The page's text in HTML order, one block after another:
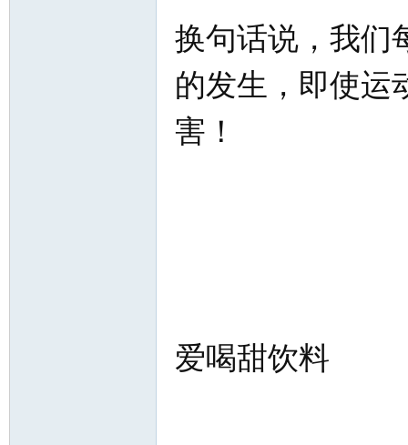
换句话说，我们
的发生，即使运
害！
爱喝甜饮料